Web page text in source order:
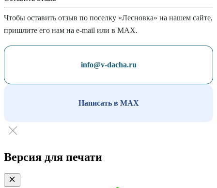
Чтобы оставить отзыв по поселку «Лесновка» на нашем сайте,
пришлите его нам на e-mail или в MAX.
info@v-dacha.ru
Написать в MAX
Версия для печати